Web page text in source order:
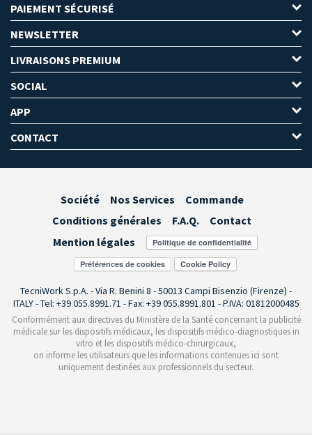
PAIEMENT SÉCURISÉ
NEWSLETTER
LIVRAISONS PREMIUM
SOCIAL
APP
CONTACT
Société Nos Services
Commande
Conditions générales
F.A.Q.
Contact
Mention légales
Préférences de cookies
TecniWork S.p.A. - Via R. Benini 8 - 50013 Campi Bisenzio (Firenze) -
ITALY - Tel: +39 055.8991.71 - Fax: +39 055.8991.801 - P.IVA: 01812000485
Conformément aux directives du Ministère de la Santé concernant la publicité
médicale sur les dispositifs médicaux, les dispositifs médico-diagnostiques in
vitro et les dispositifs médico-chirurgicaux,
on informe les utilisateurs que les informations contenues ici sont
uniquement destinées aux professionnels du secteur.